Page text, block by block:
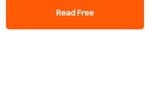
Read Free